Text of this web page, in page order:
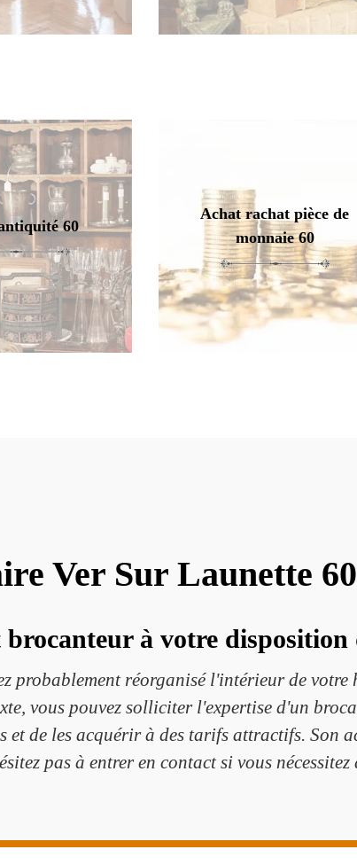
60
Achat rachat pièce de
monnaie 60
Ver Sur Launette
à votre disposition
probablement réorganisé l'intérieur de
vous pouvez solliciter l'expertise d'un
et de les acquérir à des tarifs attractifs. Son
pas à entrer en contact si vous